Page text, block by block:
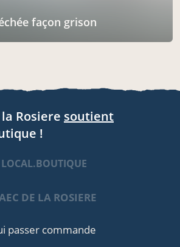
façon grison
Rosiere soutient
!
LOCAL.BOUTIQUE
DE LA ROSIERE
passer commande